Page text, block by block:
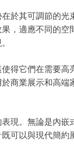
於其可調節的
，適應不同的
得它們在需要
商業展示和高
現。無論是內
可以與現代簡